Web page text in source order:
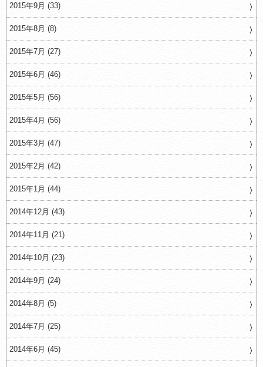
2015年9月 (33)
2015年8月 (8)
2015年7月 (27)
2015年6月 (46)
2015年5月 (56)
2015年4月 (56)
2015年3月 (47)
2015年2月 (42)
2015年1月 (44)
2014年12月 (43)
2014年11月 (21)
2014年10月 (23)
2014年9月 (24)
2014年8月 (5)
2014年7月 (25)
2014年6月 (45)